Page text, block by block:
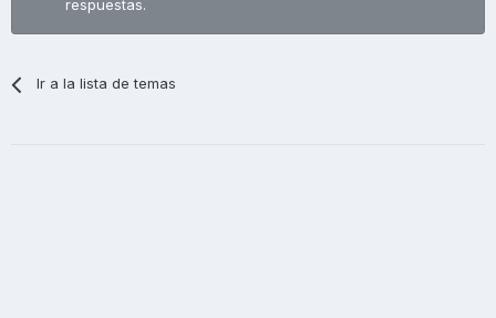
respuestas.
Ir a la lista de temas